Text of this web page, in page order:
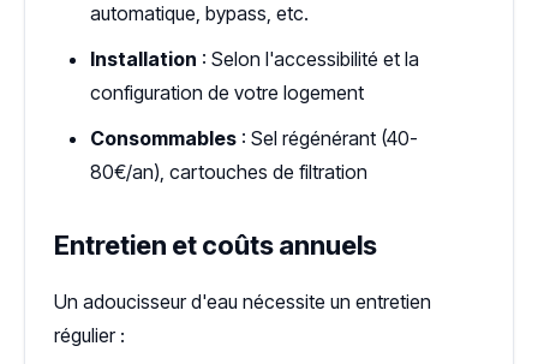
automatique, bypass, etc.
Installation : Selon l'accessibilité et la
configuration de votre logement
Consommables : Sel régénérant (40-
80€/an), cartouches de filtration
Entretien et coûts annuels
Un adoucisseur d'eau nécessite un entretien
régulier :